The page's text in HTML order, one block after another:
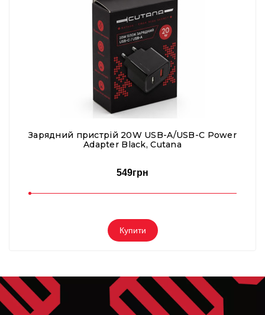
Зарядний пристрій 20W USB-A/USB-C Power
Adapter Black, Cutana
549грн
Купити